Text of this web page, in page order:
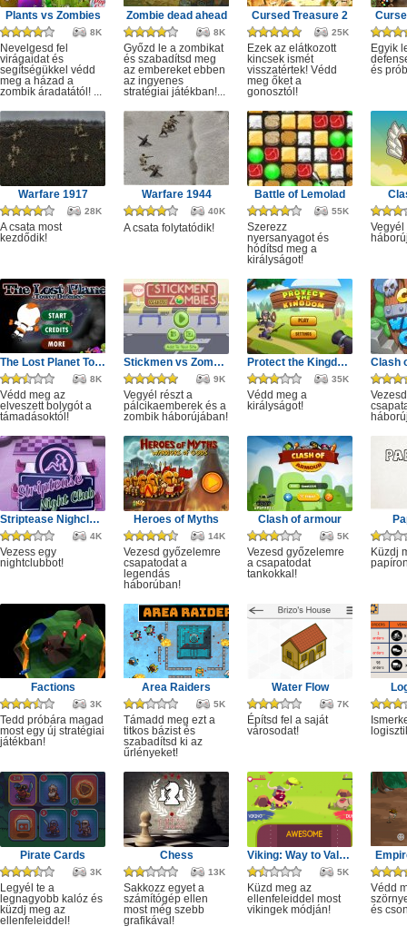
Plants vs Zombies
8K
Nevelgesd fel
virágaidat és
segítségükkel védd
meg a házad a
zombik áradatától! ...
Zombie dead ahead
8K
Győzd le a zombikat
és szabadítsd meg
az embereket ebben
az ingyenes
stratégiai játékban!...
Cursed Treasure 2
25K
Ezek az elátkozott
kincsek ismét
visszatértek! Védd
meg őket a
gonosztól!
Egyik
és
Warfare 1917
28K
A csata most
kezdődik!
Warfare 1944
40K
A csata folytatódik!
Battle of Lemolad
55K
Szerezz
nyersanyagot és
hódítsd meg a
királyságot!
Vegyél
The Lost Planet Tower Defense
8K
Védd meg az
elveszett bolygót a
támadásoktól!
Stickmen vs Zombies
9K
Vegyél részt a
pálcikaemberek és a
zombik háborújában!
Protect the Kingdom
35K
Védd meg a
királyságot!
Striptease Nighclub Manager
4K
Vezess egy
nightclubbot!
Heroes of Myths
14K
Vezesd győzelemre
csapatodat a
legendás
háborúban!
Clash of armour
5K
Vezesd győzelemre
a csapatodat
tankokkal!
Küzdj
Factions
3K
Tedd próbára magad
most egy új stratégiai
játékban!
Area Raiders
5K
Támadd meg ezt a
titkos bázist és
szabadítsd ki az
űrlényeket!
Water Flow
7K
Építsd fel a saját
városodat!
Pirate Cards
3K
Legyél te a
legnagyobb kalóz és
küzdj meg az
ellenfeleiddel!
Chess
13K
Sakkozz egyet a
számítógép ellen
most még szebb
grafikával!
Viking: Way to Valhalla
5K
Küzd meg az
ellenfeleiddel most
vikingek módján!
Védd
és